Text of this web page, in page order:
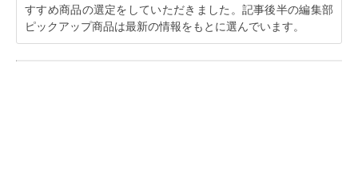
すすめ商品の選定をしていただきました。記事後半の編集部
ピックアップ商品は最新の情報をもとに選んでいます。